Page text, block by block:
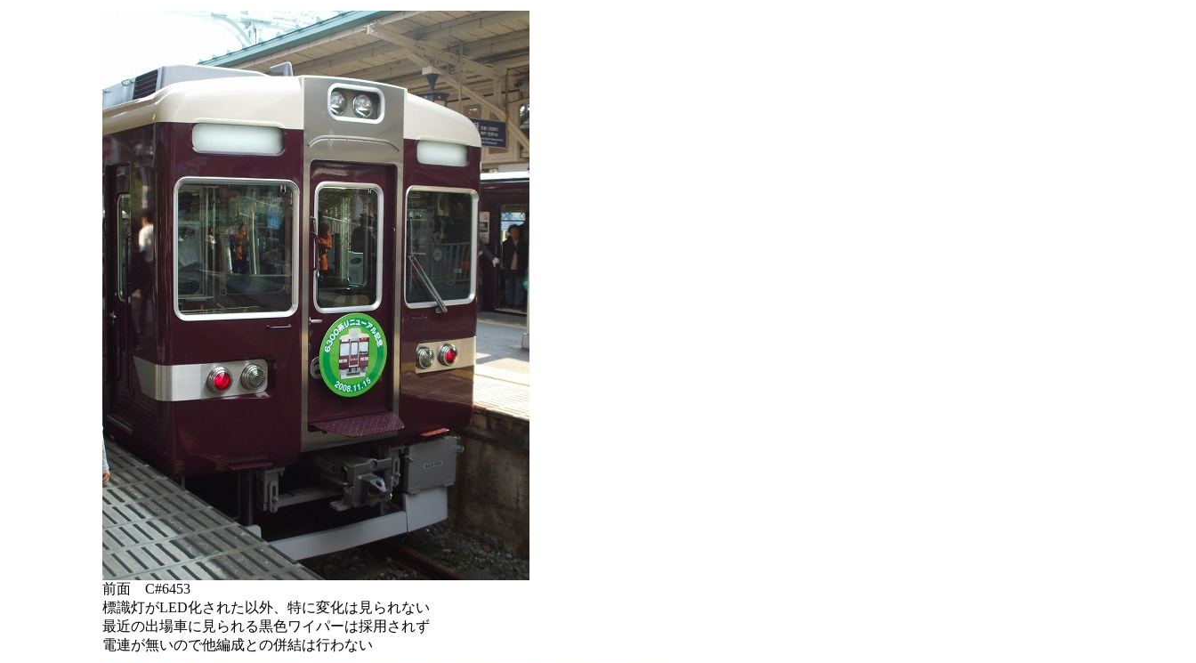
前面 C#6453
標識灯がLED化された以外、特に変化は見られない
最近の出場車に見られる黒色ワイパーは採用されず
電連が無いので他編成との併結は行わない